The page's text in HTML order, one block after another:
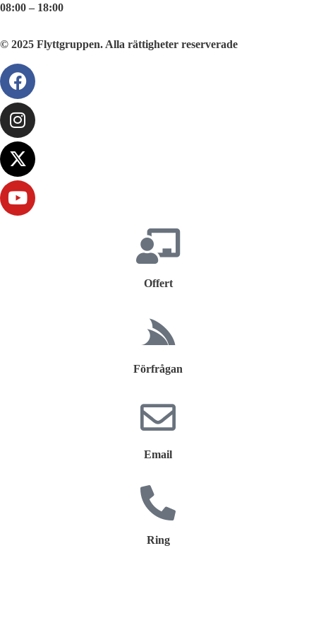
08:00 – 18:00
© 2025 Flyttgruppen. Alla rättigheter reserverade
Offert
Förfrågan
Email
Ring